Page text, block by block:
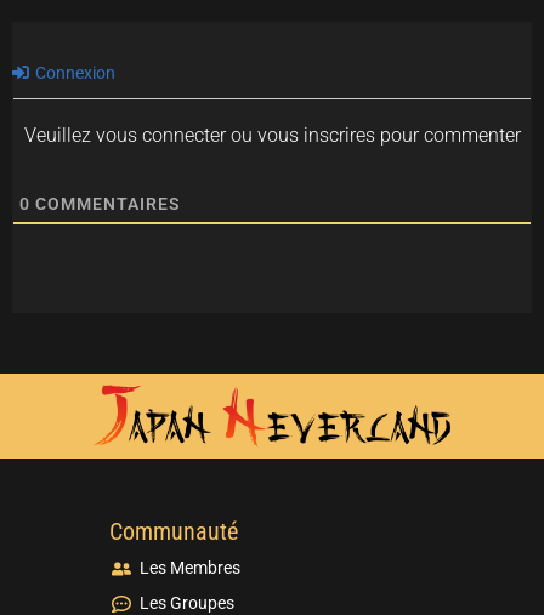
Connexion
Veuillez vous connecter ou vous inscrires pour commenter
0 COMMENTAIRES
Communauté
Les Membres
Les Groupes